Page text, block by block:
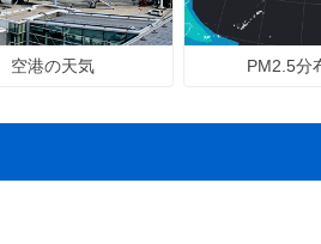
空港の天気 PM2.5分